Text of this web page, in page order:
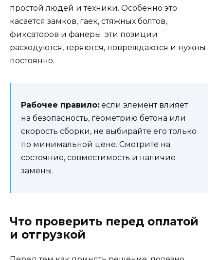
простой людей и техники. Особенно это
касается замков, гаек, стяжных болтов,
фиксаторов и фанеры: эти позиции
расходуются, теряются, повреждаются и нужны
постоянно.
Рабочее правило: если элемент влияет
на безопасность, геометрию бетона или
скорость сборки, не выбирайте его только
по минимальной цене. Смотрите на
состояние, совместимость и наличие
замены.
Что проверить перед оплатой
и отгрузкой